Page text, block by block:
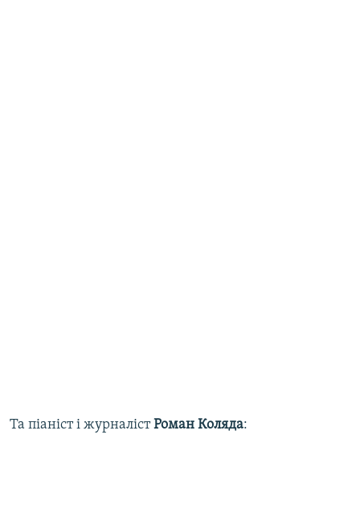
Та піаніст і журналістРоман Коляда: